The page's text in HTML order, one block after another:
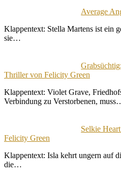
Average
Klappentext: Stella Martens ist ein
sie…
Thriller von Felicity Green
Klappentext: Violet Grave,
Verbindung zu Verstorbenen,
Selkie
Felicity Green
Klappentext: Isla kehrt ungern auf
die…